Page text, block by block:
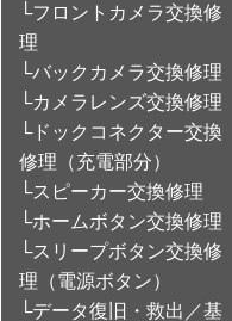
└フロントカメラ交換修
理
└バックカメラ交換修理
└カメラレンズ交換修理
└ドックコネクター交換
修理（充電部分）
└スピーカー交換修理
└ホームボタン交換修理
└スリープボタン交換修
理（電源ボタン）
└データ復旧・救出／基